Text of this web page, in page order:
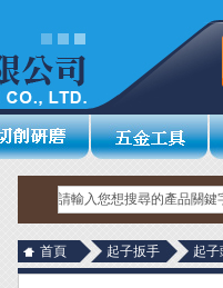
首頁 起子扳手 起